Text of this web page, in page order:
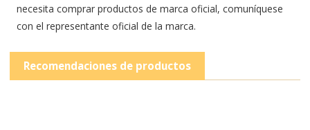
necesita comprar productos de marca oficial, comuníquese
con el representante oficial de la marca.
Recomendaciones de productos